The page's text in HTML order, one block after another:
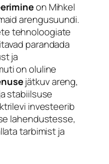
on Mihkel
arengusuundi.
tehnoloogiate
parandada
ja
on oluline
jätkuv areng,
stabiilsuse
investeerib
lahendustesse,
tarbimist ja